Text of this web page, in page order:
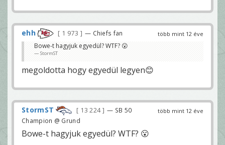
több mint 12 éve
ehh 1 973 — Chiefs fan
Bowe-t hagyjuk egyedül? WTF? 😮
StormST
megoldotta hogy egyedül legyen😊
több mint 12 éve
StormST 13 224
— SB 50
Champion @ Grund
Bowe-t hagyjuk egyedül? WTF? 😮